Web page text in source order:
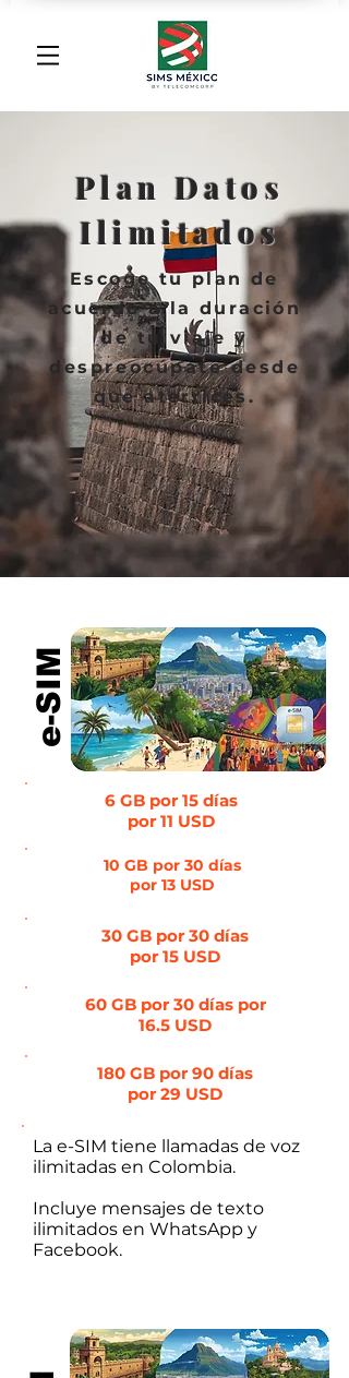
Plan Datos
Ilimitados
Escoge tu plan de
acuerdo a la duración
de tu viaje y
despreocúpatedesde
que aterrices.
e-SIM
6 GB por 15 días
por 11 USD
10 GB por 30 días
por 13 USD
30 GB por 30 días
por 15 USD
60 GB por 30 días por
16.5 USD
180 GB por 90 días
por 29 USD
La e-SIM tiene llamadas de voz
ilimitadas en Colombia.
Incluye mensajes de texto
ilimitados en WhatsApp y
Facebook.